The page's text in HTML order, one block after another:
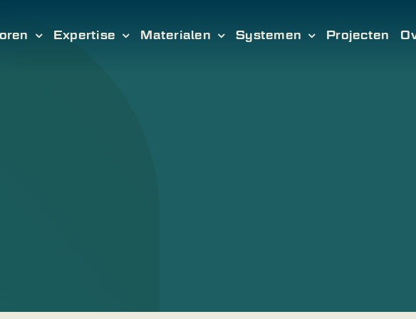
Expertise Materialen Systemen Projecten